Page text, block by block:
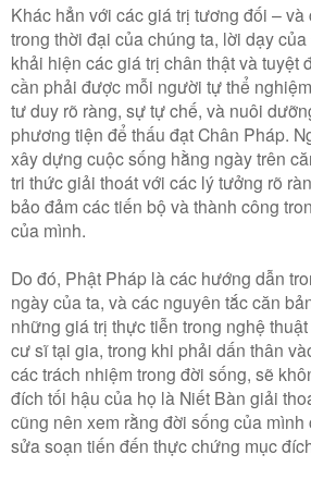
Khác hẳn với các giá trị tương đối –
trong thời đại của chúng ta, lời dạy
khải hiện các giá trị chân thật và tuyệt
cần phải được mỗi người tự thể
tư duy rõ ràng, sự tự chế, và nuôi
phương tiện để thấu đạt Chân Pháp.
xây dựng cuộc sống hằng ngày trên
tri thức giải thoát với các lý tưởng rõ
bảo đảm các tiến bộ và thành công
của mình.
Do đó, Phật Pháp là các hướng dẫn
ngày của ta, và các nguyên tắc căn
những giá trị thực tiễn trong nghệ
cư sĩ tại gia, trong khi phải dấn thân
các trách nhiệm trong đời sống, sẽ
đích tối hậu của họ là Niết Bàn giải
cũng nên xem rằng đời sống của mình
sửa soạn tiến đến thực chứng mục